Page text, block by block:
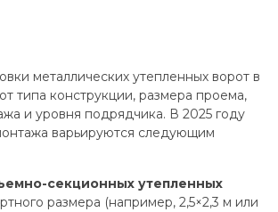
металлических утепленных ворот в
типа конструкции, размера проема,
и уровня подрядчика. В 2025 году
варьируются следующим
секционных утепленных
размера (например, 2,5×2,3 м или